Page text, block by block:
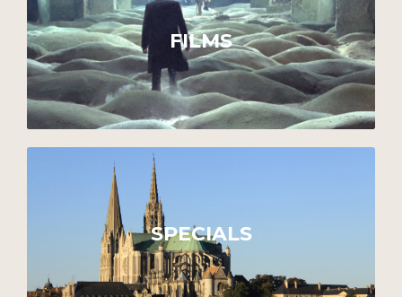
FILMS
SPECIALS